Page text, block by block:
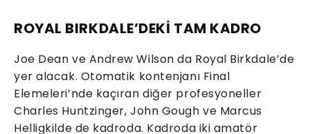
ROYAL BIRKDALE’DEKİ TAM KADRO
Joe Dean ve Andrew Wilson da Royal Birkdale’de
yer alacak. Otomatik kontenjanı Final
Elemeleri’nde kaçıran diğer profesyoneller
Charles Huntzinger, John Gough ve Marcus
Helligkilde de kadroda. Kadroda iki amatör